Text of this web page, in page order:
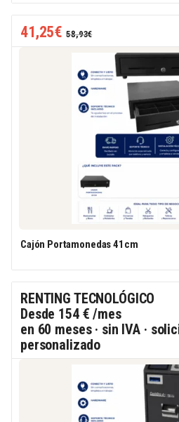
41,25€ 58,93€
Cajón Portamonedas 41cm
RENTING TECNOLÓGICO
Desde 154 € /mes
en 60 meses · sin IVA ·
personalizado